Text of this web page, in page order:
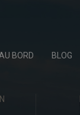
BORD BLOG